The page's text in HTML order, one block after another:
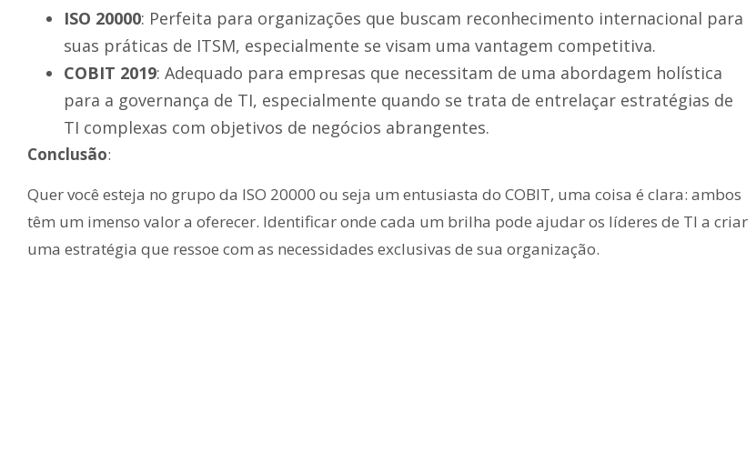
ISO 20000: Perfeita para organizações que buscam reconhecimento internacional para
suas práticas de ITSM, especialmente se visam uma vantagem competitiva.
COBIT 2019: Adequado para empresas que necessitam de uma abordagem holística
para a governança de TI, especialmente quando se trata de entrelaçar estratégias de
TI complexas com objetivos de negócios abrangentes.
Conclusão:
Quer você esteja no grupo da ISO 20000 ou seja um entusiasta do COBIT, uma coisa é clara: ambos
têm um imenso valor a oferecer. Identificar onde cada um brilha pode ajudar os líderes de TI a criar
uma estratégia que ressoe com as necessidades exclusivas de sua organização.